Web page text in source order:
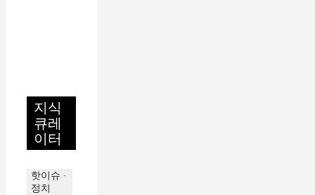
지식
큐레
이터
핫이슈 ·
정치